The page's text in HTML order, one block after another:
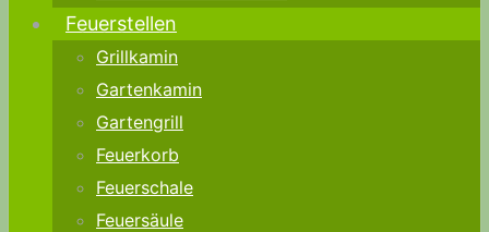
Feuerstellen
Grillkamin
Gartenkamin
Gartengrill
Feuerkorb
Feuerschale
Feuersäule